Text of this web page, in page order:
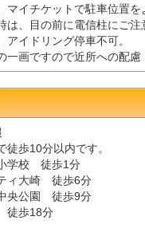
マイチケットで駐車位置を
は、目の前に電信柱にご注
アイドリング停車不可。
一画ですので近所への配
徒歩10分以内です。
学校 徒歩1分
ィ大崎 徒歩6分
央公園 徒歩9分
徒歩18分